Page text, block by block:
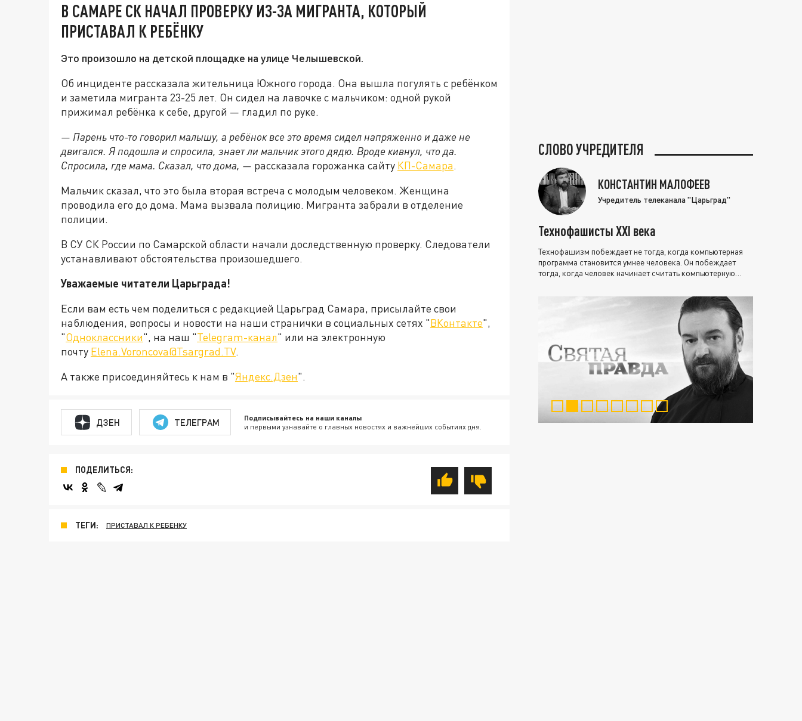
В САМАРЕ СК НАЧАЛ ПРОВЕРКУ ИЗ-ЗА МИГРАНТА, КОТОРЫЙ
ПРИСТАВАЛ К РЕБЁНКУ
Это произошло на детской площадке на улице Челышевской.
Об инциденте рассказала жительница Южного города. Она вышла погулять с ребёнком
и заметила мигранта 23-25 лет. Он сидел на лавочке с мальчиком: одной рукой
прижимал ребёнка к себе, другой — гладил по руке.
— Парень что-то говорил малышу, а ребёнок все это время сидел напряженно и даже не
двигался. Я подошла и спросила, знает ли мальчик этого дядю. Вроде кивнул, что да.
Спросила, где мама. Сказал, что дома, — рассказала горожанка сайту КП-Самара.
Мальчик сказал, что это была вторая встреча с молодым человеком. Женщина
проводила его до дома. Мама вызвала полицию. Мигранта забрали в отделение
полиции.
В СУ СК России по Самарской области начали доследственную проверку. Следователи
устанавливают обстоятельства произошедшего.
Уважаемые читатели Царьграда!
Если вам есть чем поделиться с редакцией Царьград Самара, присылайте свои
наблюдения, вопросы и новости на наши странички в социальных сетях "ВКонтакте",
"Одноклассники", на наш "Telegram-канал" или на электронную
почту Elena.Voroncova@Tsargrad.TV.
А также присоединяйтесь к нам в "Яндекс.Дзен".
ДЗЕН ТЕЛЕГРАМ Подписывайтесь на наши каналы
и первыми узнавайте о главных новостях и важнейших событиях дня.
ПОДЕЛИТЬСЯ:
ТЕГИ: ПРИСТАВАЛ К РЕБЕНКУ
СЛОВО УЧРЕДИТЕЛЯ
КОНСТАНТИН МАЛОФЕЕВ
Учредитель телеканала "Царьград"
Технофашисты XXI века
Технофашизм побеждает не тогда, когда компьютерная
программа становится умнее человека. Он побеждает
тогда, когда человек начинает считать компьютерную